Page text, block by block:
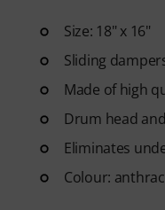
Size: 18" x 16"
Sliding
Made of high
Drum head
Eliminates
Colour: